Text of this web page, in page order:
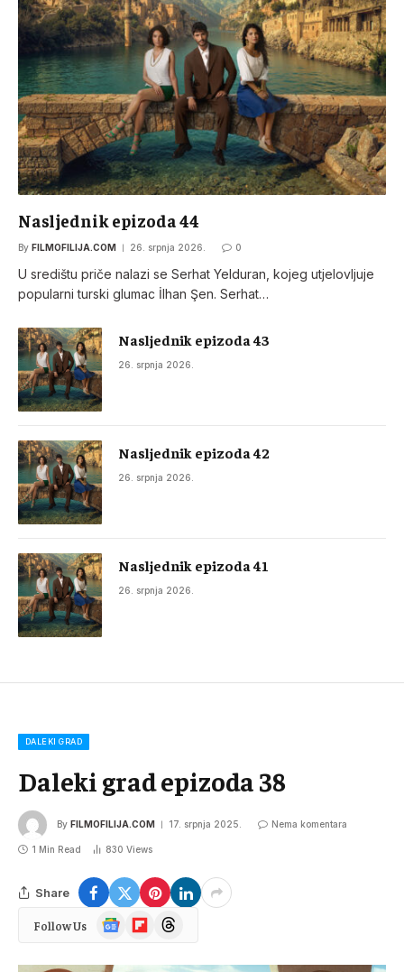
Nasljednik epizoda 44
By FILMOFILIJA.COM 26. srpnja 2026. 0
U središtu priče nalazi se Serhat Yelduran, kojeg utjelovljuje
popularni turski glumac İlhan Şen. Serhat…
Nasljednik epizoda 43
26. srpnja 2026.
Nasljednik epizoda 42
26. srpnja 2026.
Nasljednik epizoda 41
26. srpnja 2026.
DALEKI GRAD
Daleki grad epizoda 38
By FILMOFILIJA.COM 17. srpnja 2025. Nema komentara
1 Min Read 830 Views
Share
Follow Us
Google
News
FlipboardThreads